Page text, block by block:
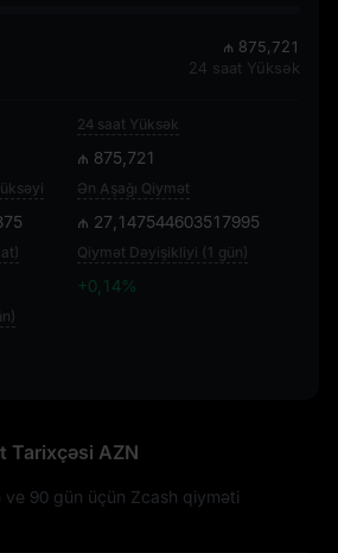
₼ 875,721
24 saat Yüksək
24 saat Yüksək
₼ 875,721
Ən Aşağı Qiymət
₼ 27,147544603517995
Qiymət Dəyişikliyi (1 gün)
+0,14%
Tarixçəsi AZN
ve 90 gün üçün Zcash qiyməti